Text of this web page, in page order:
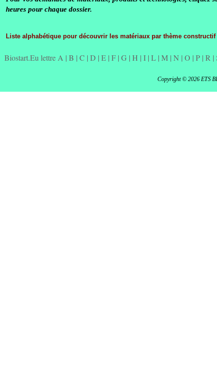
heures pour chaque dossier.
Liste alphabétique pour découvrir les matériaux par thème constructif
Biostart.Eu lettre A | B | C | D | E | F | G | H | I | L | M | N | O | P | R |
Copyright © 2026 ETS